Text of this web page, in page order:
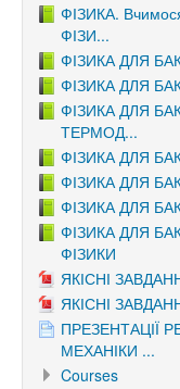
ФІЗИКА.
ФІЗИ...
ФІЗИКА ДЛЯ
ФІЗИКА ДЛЯ
ФІЗИКА ДЛЯ
ТЕРМОД...
ФІЗИКА ДЛЯ
ФІЗИКА ДЛЯ
ФІЗИКА ДЛЯ
ФІЗИКА ДЛЯ
ФІЗИКИ
ЯКІСНІ
ЯКІСНІ
ПРЕЗЕНТАЦІЇ
МЕХАНІКИ ...
Courses